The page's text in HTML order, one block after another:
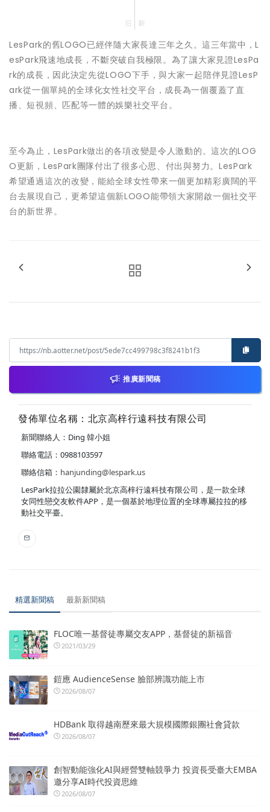
LesPark的舊LOGO已經伴隨大家長達三年之久。這三年當中，L
esPark飛速地成長，不斷突破自我極限。為了讓大家見證LesPa
rk的成長，因此決定先從LOGO下手，與大家一起陪伴見證LesP
ark從一個單純的全球化女性社交平台，成長為一個覆蓋了直
播、短視頻、匹配等一體的娛樂社交平台。
至今為止，LesPark做出的各項改變是令人激動的。這次的LOG
O更新，LesPark團隊付出了很多心思、付出與努力。LesPark
希望通過這次的改變，能給全球女性帶來一個更加精彩廣闊的平
台去展現自己，更希望這個新LOGO能帶領大家開啟一個社交平
台的新世界。
推廣新聞稿
發佈單位名稱：北京高梓行遠科技有限公司
新聞聯絡人：Ding 韓小姐
聯絡電話：0988103597
聯絡信箱： hanjunding@lespark.us
LesPark拉拉公園隸屬於北京高梓行遠科技有限公司，是一款全球
女同性戀交友軟件APP，是一個基於地理位置的全球專屬拉拉的移
動社交平臺。
精選新聞稿 最新新聞稿
FLOC唯一基督徒專屬交友APP，基督徒的新福音
2021/03/29
鎧應 AudienceSense 臉部辨識功能上市
2026/08/07
HDBank 取得越南歷來最大規模國際銀團社會貸款
2026/08/07
創智動能強化AI與經營雙軸競爭力 投資長受臺大EMBA
邀分享AI時代投資思維
2026/08/07